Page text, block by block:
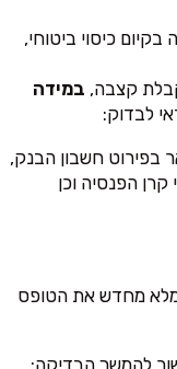
כיסוי ביטוחי,
קצבה, במידה
לבדוק:
בפירוט חשבון הבנק,
הפנסיה וכן
מחדש את הטופס
להמשך הבדיקה: